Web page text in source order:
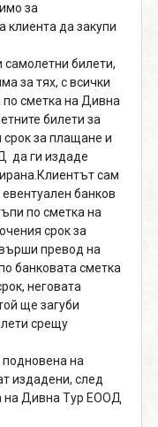
за
да закупи
самолетни билети,
за тях, с всички
сметка на Дивна
билети за
срок за плащане и
да ги издаде
сам
банков
по сметка на
срок за
превод на
банковата сметка
неговата
ще загуби
срещу
на
издадени, след
на Дивна Тур ЕООД